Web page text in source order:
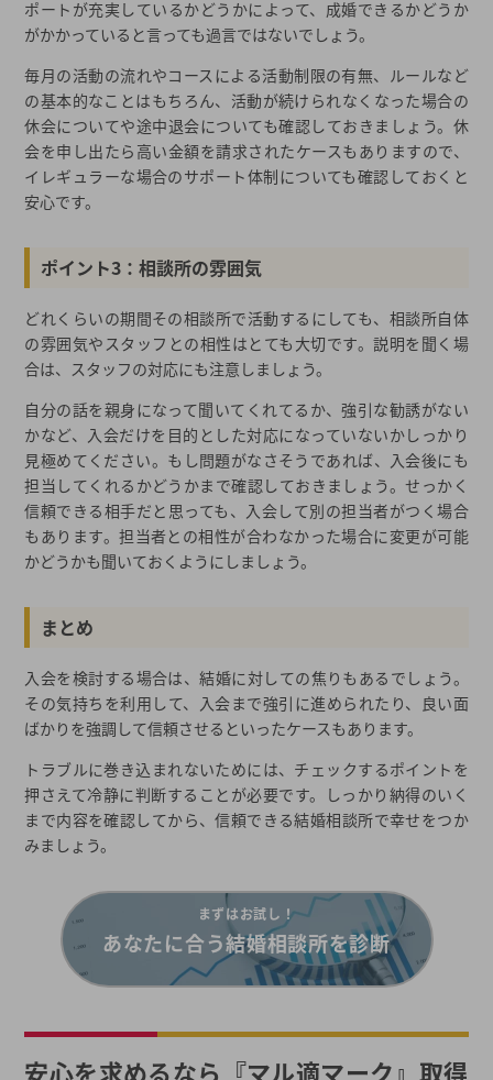
ポートが充実しているかどうかによって、成婚できるかどうか
がかかっていると言っても過言ではないでしょう。
毎月の活動の流れやコースによる活動制限の有無、ルールなど
の基本的なことはもちろん、活動が続けられなくなった場合の
休会についてや途中退会についても確認しておきましょう。休
会を申し出たら高い金額を請求されたケースもありますので、
イレギュラーな場合のサポート体制についても確認しておくと
安心です。
ポイント3：相談所の雰囲気
どれくらいの期間その相談所で活動するにしても、相談所自体
の雰囲気やスタッフとの相性はとても大切です。説明を聞く場
合は、スタッフの対応にも注意しましょう。
自分の話を親身になって聞いてくれてるか、強引な勧誘がない
かなど、入会だけを目的とした対応になっていないかしっかり
見極めてください。もし問題がなさそうであれば、入会後にも
担当してくれるかどうかまで確認しておきましょう。せっかく
信頼できる相手だと思っても、入会して別の担当者がつく場合
もあります。担当者との相性が合わなかった場合に変更が可能
かどうかも聞いておくようにしましょう。
まとめ
入会を検討する場合は、結婚に対しての焦りもあるでしょう。
その気持ちを利用して、入会まで強引に進められたり、良い面
ばかりを強調して信頼させるといったケースもあります。
トラブルに巻き込まれないためには、チェックするポイントを
押さえて冷静に判断することが必要です。しっかり納得のいく
まで内容を確認してから、信頼できる結婚相談所で幸せをつか
みましょう。
まずはお試し！
あなたに合う結婚相談所を診断
安心を求めるなら『マル適マーク』取得